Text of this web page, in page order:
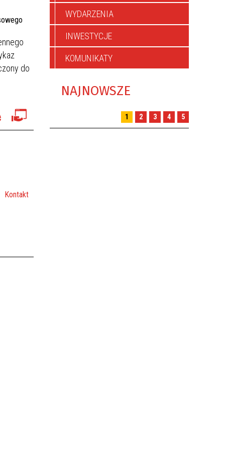
CYWILNA
do
Kontakt
WYDARZENIA
INWESTYCJE
KOMUNIKATY
NAJNOWSZE
1 2 3 4 5